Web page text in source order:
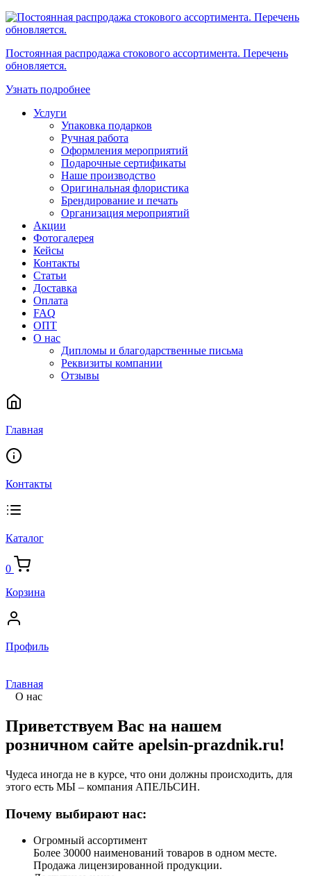
Постоянная распродажа стокового ассортимента. Перечень
обновляется.
Узнать подробнее
Услуги
Упаковка подарков
Ручная работа
Оформления мероприятий
Подарочные сертификаты
Наше производство
Оригинальная флористика
Брендирование и печать
Организация мероприятий
Акции
Фотогалерея
Кейсы
Контакты
Статьи
Доставка
Оплата
FAQ
ОПТ
О нас
Дипломы и благодарственные письма
Реквизиты компании
Отзывы
Главная
Контакты
Каталог
0
Корзина
Профиль
Главная
О нас
Приветствуем Вас на нашем
розничном сайте apelsin-prazdnik.ru!
Чудеса иногда не в курсе, что они должны происходить, для
этого есть МЫ – компания АПЕЛЬСИН.
Почему выбирают нас:
Огромный ассортимент
Более 30000 наименований товаров в одном месте.
Продажа лицензированной продукции.